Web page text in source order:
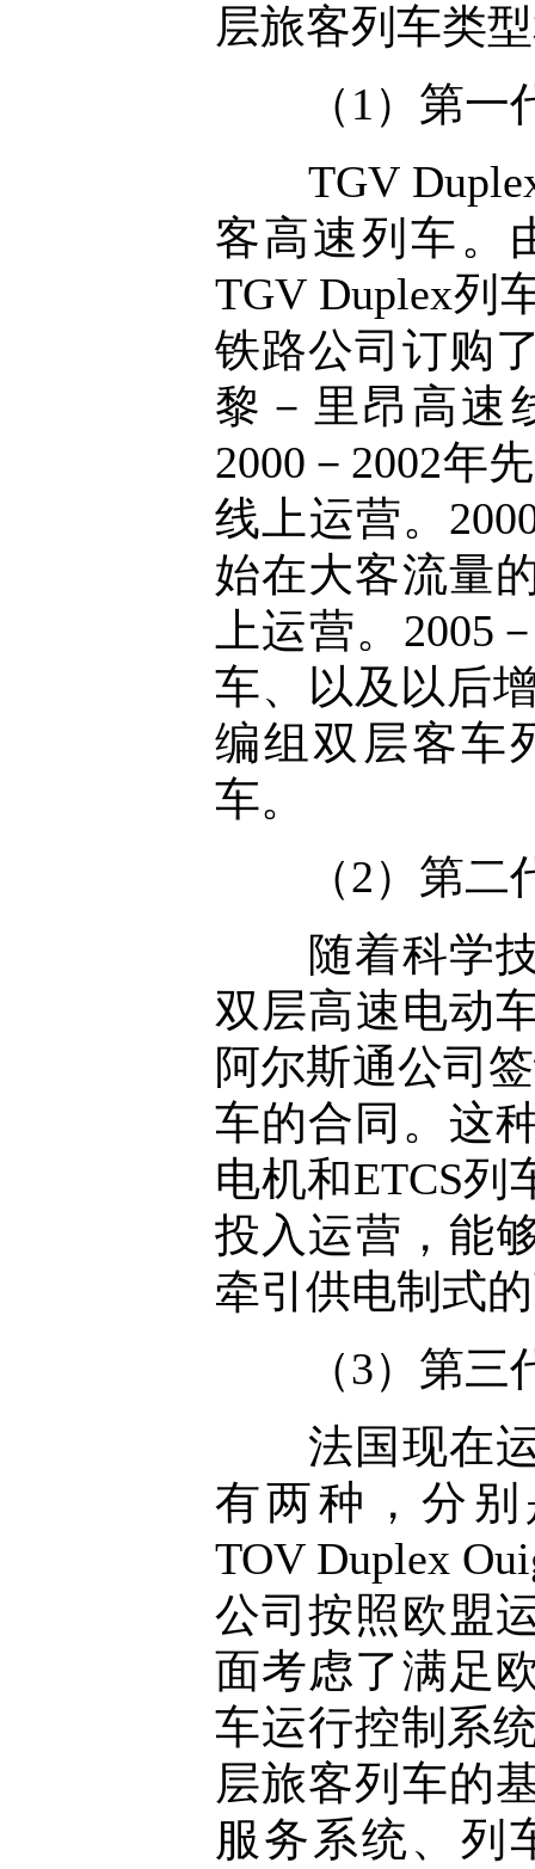
层旅客列车类
（1）第一代
TGV Duplex
客高速列车。
TGV Duplex列
铁路公司订购
黎－里昂高速
2000－2002年
线上运营。
始在大客流量
上运营。2005
车、以及以后
编组双层客车
车。
（2）第二代
随着科学技
双层高速电动
阿尔斯通公司
车的合同。这
电机和ETCS列
投入运营，能
牵引供电制式
（3）第三代
法国现在运
有两种，分别
TOV Duplex
公司按照欧盟
面考虑了满足
车运行控制系
层旅客列车的
服务系统、列